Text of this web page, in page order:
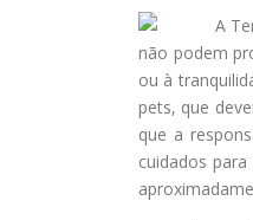
A
não podem
ou à
pets, que
que a
cuidados